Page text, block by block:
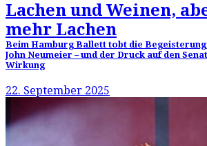
Lachen und Weinen,
mehr Lachen
Beim Hamburg Ballett tobt die
John Neumeier – und der Druck auf den
Wirkung
22. September 2025